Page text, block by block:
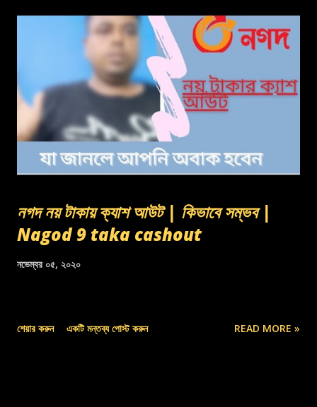
নগদ নয় টাকায় ক্যাশ আউট | কিভাবে সম্ভব |
Nagod 9 taka cashout
নভেম্বর ০৫, ২০২০
শেয়ার করুন একটি মন্তব্য পোস্ট করুন READ MORE »